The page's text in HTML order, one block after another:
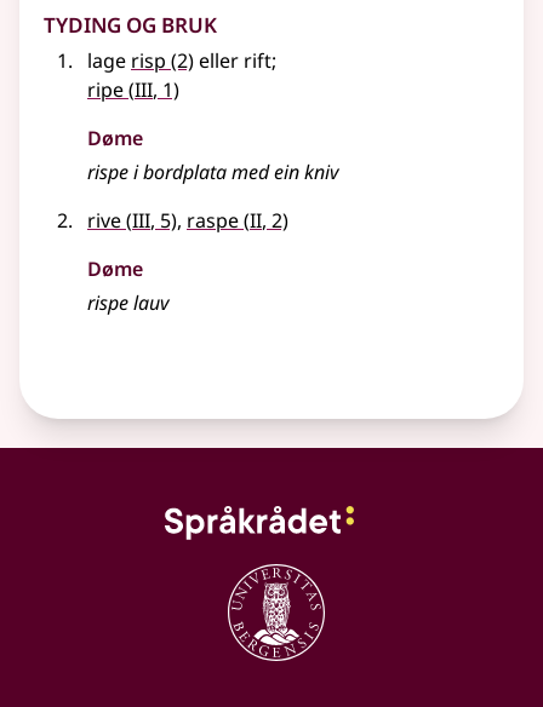
Tyding og bruk
lage risp (2)eller rift;
ripe(3
III, 1)
Døme
rispe i bordplata med ein kniv
rive(3
III, 5), raspe(2
II, 2)
Døme
rispe lauv